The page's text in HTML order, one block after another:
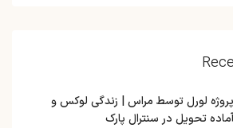
پروژه لورل توسط مراس | زندگی لوکس و
آماده تحویل در سنترال پارک